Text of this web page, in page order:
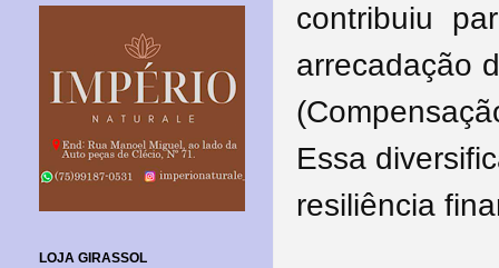
contribuiu
arrecadação
Essa
resiliência
LOJA GIRASSOL